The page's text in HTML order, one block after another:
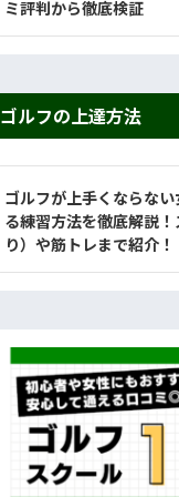
ミ評判から徹底検証
ゴルフの上達方法
ゴルフが上手くならな
る練習方法を徹底解説
り）や筋トレまで紹介！